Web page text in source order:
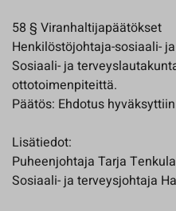
58 § Viranhaltijapäätökset
Henkilöstöjohtaja-sosiaali-
Sosiaali- ja
ottotoimenpiteittä.
Päätös: Ehdotus
Lisätiedot:
Puheenjohtaja Tarja
Sosiaali- ja terveysjohtaja